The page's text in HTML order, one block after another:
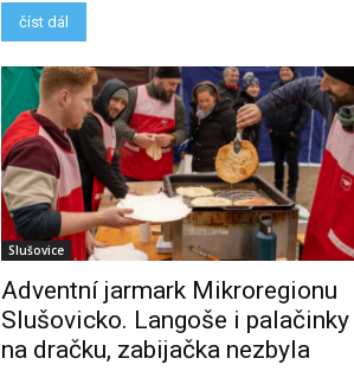
číst dál
Slušovice
Adventní jarmark Mikroregionu
Slušovicko. Langoše i
na dračku, zabijačka nezbyla